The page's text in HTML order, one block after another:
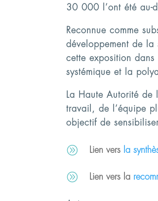
30 000 l’ont été au-
Reconnue comme
développement de la
cette exposition dans
systémique et la
La Haute Autorité de
travail, de l’équipe
objectif de
A Lien vers la
A Lien vers la